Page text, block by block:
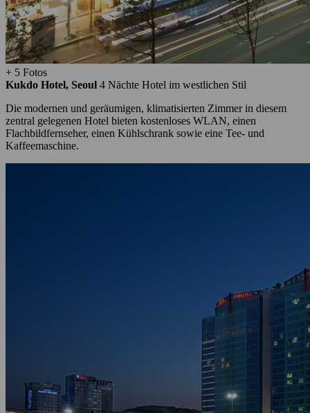
+ 5 Fotos
Kukdo Hotel, Seoul 4 Nächte Hotel im westlichen Stil
Die modernen und geräumigen, klimatisierten Zimmer in diesem
zentral gelegenen Hotel bieten kostenloses WLAN, einen
Flachbildfernseher, einen Kühlschrank sowie eine Tee- und
Kaffeemaschine.